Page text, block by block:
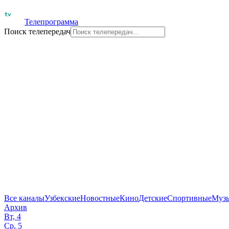
Телепрограмма
Поиск телепередач
Все каналыУзбекскиеНовостныеКиноДетскиеСпортивные
Архив
Вт, 4
Ср, 5